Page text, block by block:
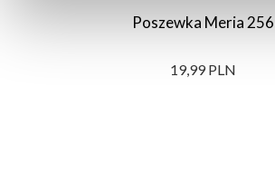
Poszewka Meria 256
19,99 PLN